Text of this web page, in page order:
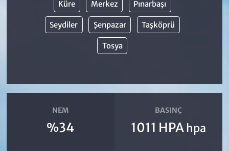
Küre Merkez Pınarbaşı
Seydiler Şenpazar Taşköprü
Tosya
NEM
%34
BASINÇ
1011 HPA hpa